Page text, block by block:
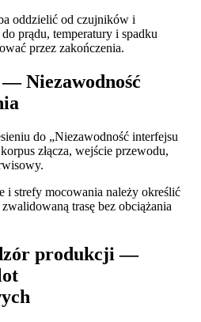
oddzielić od czujników i
prądu, temperatury i spadku
przez zakończenia.
Niezawodność
do „Niezawodność interfejsu
złącza, wejście przewodu,
i strefy mocowania należy określić
trasę bez obciążania
produkcji —